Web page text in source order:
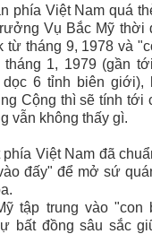
phía Việt Nam quá
Vụ Bắc Mỹ thời
từ tháng 9, 1978 và
1, 1979 (gần
6 tỉnh biên giới),
Cộng thì sẽ tính tới
vẫn không thấy gì.
phía Việt Nam đã
đấy" để mở sứ
tập trung vào "con
bất đồng sâu sắc